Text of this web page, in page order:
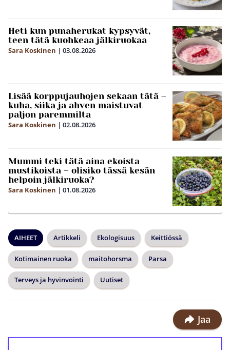
Heti kun punaherukat kypsyvät,
teen tätä kuohkeaa jälkiruokaa
Sara Koskinen | 03.08.2026
Lisää korppujauhojen sekaan tätä –
kuha, siika ja ahven maistuvat
paljon paremmilta
Sara Koskinen | 02.08.2026
Mummi teki tätä aina ekoista
mustikoista – olisiko tässä kesän
helpoin jälkiruoka?
Sara Koskinen | 01.08.2026
AIHEET Artikkeli Ekologisuus Keittiössä
Kotimainen ruoka maitohorsma Parsa
Terveys ja hyvinvointi Uutiset
Jaa